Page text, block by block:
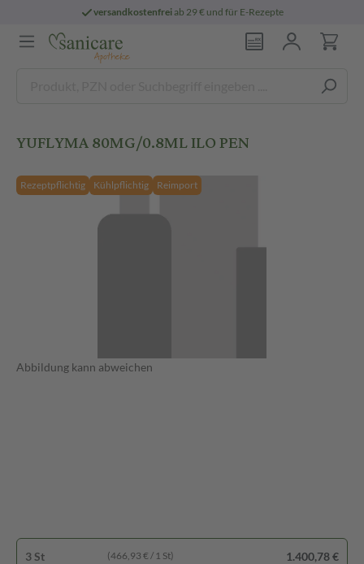
versandkostenfreiab 29 € und für E-Rezepte
YUFLYMA 80MG/0.8ML ILO PEN
Rezeptpflichtig Kühlpflichtig Reimport
Abbildung kann abweichen
3 St (466,93 € / 1 St) 1.400,78 €